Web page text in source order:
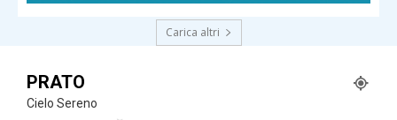
Carica altri
PRATO
Cielo Sereno